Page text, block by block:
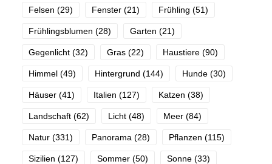
Felsen (29) Fenster (21) Frühling (51)
Frühlingsblumen (28) Garten (21)
Gegenlicht (32) Gras (22) Haustiere (90)
Himmel (49) Hintergrund (144) Hunde (30)
Häuser (41) Italien (127) Katzen (38)
Landschaft (62) Licht (48) Meer (84)
Natur (331) Panorama (28) Pflanzen (115)
Sizilien (127) Sommer (50) Sonne (33)